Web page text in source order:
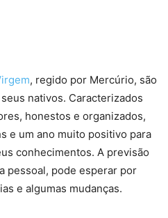
, regido por Mercúrio, são
nativos. Caracterizados
honestos e organizados,
e um ano muito positivo para
conhecimentos. A previsão
pessoal, pode esperar por
e algumas mudanças.